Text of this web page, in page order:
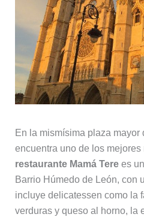
En la mismísima plaza mayor
encuentra uno de los mejores
restaurante Mamá Terees
Barrio Húmedo de León, con
incluye delicatessen como la
verduras y queso al horno, la